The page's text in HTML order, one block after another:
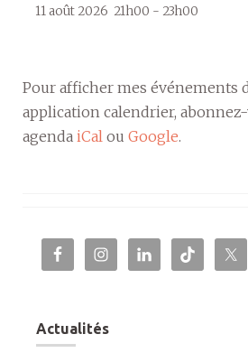
11 août 2026 21h00 - 23h00
Pour afficher mes événements
application calendrier,
agenda iCal ou Google.
Actualités